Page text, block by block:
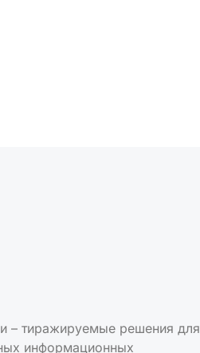
– тиражируемые решения для
информационных